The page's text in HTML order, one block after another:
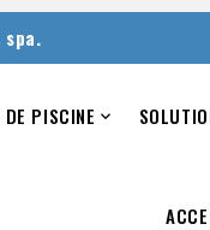
PISCINE 